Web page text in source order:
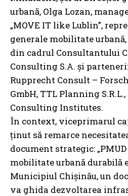
urbană, Olga Lozan,
„MOVE IT like Lublin”,
generale mobilitate
din cadrul Consultantului
Consulting S.A. și
Rupprecht Consult –
GmbH, TTL Planning
Consulting Institutes.
În context, viceprimarul
ținut să remarce
document strategic:
mobilitate urbană durabilă
Municipiul Chișinău, un
va ghida dezvoltarea